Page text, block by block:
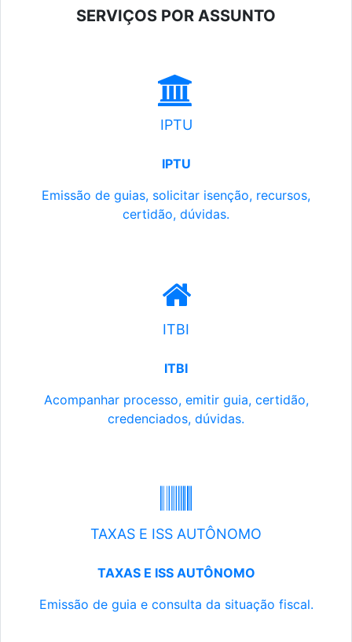
SERVIÇOS POR ASSUNTO
IPTU
IPTU
Emissão de guias, solicitar isenção, recursos,
certidão, dúvidas.
ITBI
ITBI
Acompanhar processo, emitir guia, certidão,
credenciados, dúvidas.
TAXAS E ISS AUTÔNOMO
TAXAS E ISS AUTÔNOMO
Emissão de guia e consulta da situação fiscal.